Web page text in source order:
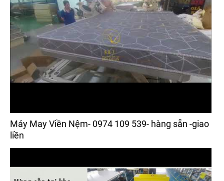
Máy May Viền Nệm- 0974 109 539- hàng sẵn -giao
liền